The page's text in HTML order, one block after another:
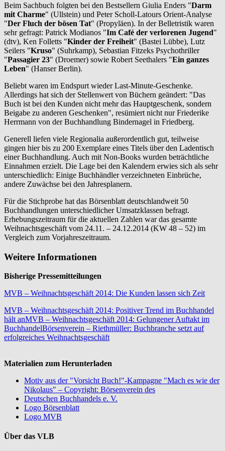
Beim Sachbuch folgten bei den Bestsellern Giulia Enders "Darm
mit Charme" (Ullstein) und Peter Scholl-Latours Orient-Analyse
"Der Fluch der bösen Tat" (Propyläen). In der Belletristik waren
sehr gefragt: Patrick Modianos "Im Café der verlorenen Jugend"
(dtv), Ken Folletts "Kinder der Freiheit" (Bastei Lübbe), Lutz
Seilers "Kruso" (Suhrkamp), Sebastian Fitzeks Psychothriller
"Passagier 23" (Droemer) sowie Robert Seethalers "Ein ganzes
Leben" (Hanser Berlin).
Beliebt waren im Endspurt wieder Last-Minute-Geschenke.
Allerdings hat sich der Stellenwert von Büchern geändert: "Das
Buch ist bei den Kunden nicht mehr das Hauptgeschenk, sondern
Beigabe zu anderen Geschenken", resümiert nicht nur Friederike
Herrmann von der Buchhandlung Bindernagel in Friedberg.
Generell liefen viele Regionalia außerordentlich gut, teilweise
gingen hier bis zu 200 Exemplare eines Titels über den Ladentisch
einer Buchhandlung. Auch mit Non-Books wurden beträchtliche
Einnahmen erzielt. Die Lage bei den Kalendern erwies sich als sehr
unterschiedlich: Einige Buchhändler verzeichneten Einbrüche,
andere Zuwächse bei den Jahresplanern.
Für die Stichprobe hat das Börsenblatt deutschlandweit 50
Buchhandlungen unterschiedlicher Umsatzklassen befragt.
Erhebungszeitraum für die aktuellen Zahlen war das gesamte
Weihnachtsgeschäft vom 24.11. – 24.12.2014 (KW 48 – 52) im
Vergleich zum Vorjahreszeitraum.
Weitere Informationen
Bisherige Pressemitteilungen
MVB – Weihnachtsgeschäft 2014: Die Kunden lassen sich Zeit
MVB – Weihnachtsgeschäft 2014: Positiver Trend im Buchhandel
hält anMVB – Weihnachtsgeschäft 2014: Gelungener Auftakt im
BuchhandelBörsenverein – Riethmüller: Buchbranche setzt auf
erfolgreiches Weihnachtsgeschäft
Materialien zum Herunterladen
Motiv aus der "Vorsicht Buch!"-Kampagne "Mach es wie der
Nikolaus" – Copyright: Börsenverein des
Deutschen Buchhandels e. V.
Logo Börsenblatt
Logo MVB
Über das VLB